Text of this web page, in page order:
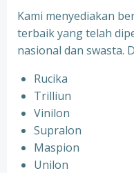
Kami menyediakan
terbaik yang telah
nasional dan swasta.
Rucika
Trilliun
Vinilon
Supralon
Maspion
Unilon